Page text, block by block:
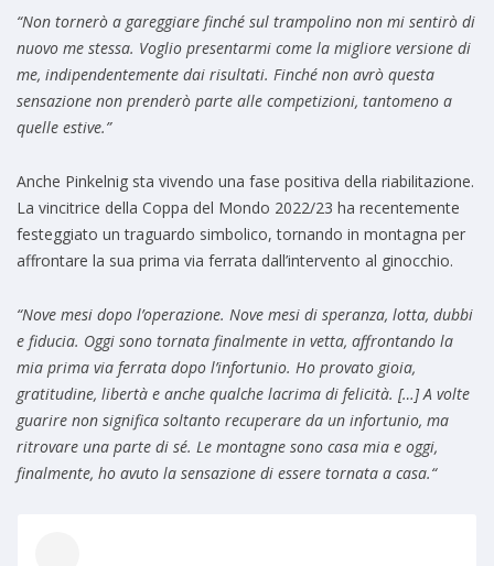
“Non tornerò a gareggiare finché sul trampolino non mi sentirò di
nuovo me stessa. Voglio presentarmi come la migliore versione di
me, indipendentemente dai risultati. Finché non avrò questa
sensazione non prenderò parte alle competizioni, tantomeno a
quelle estive.”
Anche Pinkelnig sta vivendo una fase positiva della riabilitazione.
La vincitrice della Coppa del Mondo 2022/23 ha recentemente
festeggiato un traguardo simbolico, tornando in montagna per
affrontare la sua prima via ferrata dall’intervento al ginocchio.
“Nove mesi dopo l’operazione. Nove mesi di speranza, lotta, dubbi
e fiducia. Oggi sono tornata finalmente in vetta, affrontando la
mia prima via ferrata dopo l’infortunio. Ho provato gioia,
gratitudine, libertà e anche qualche lacrima di felicità. […]A volte
guarire non significa soltanto recuperare da un infortunio, ma
ritrovare una parte di sé. Le montagne sono casa mia e oggi,
finalmente, ho avuto la sensazione di essere tornata a casa.“